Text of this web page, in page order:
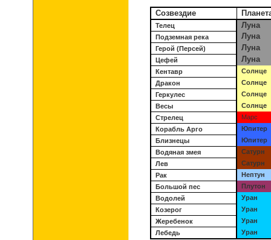
Созвездие
Телец Луна
Подземная река Луна
Герой (Персей) Луна
Цефей Луна
Кентавр
Солнце
Дракон
Солнце
Геркулес
Солнце
Весы
Солнце
Стрелец
Марс
Корабль Арго
Юпитер
Близнецы
Юпитер
Водяная змея
Сатурн
Лев
Сатурн
Рак
Нептун
Большой пес
Плутон
Водолей
Уран
Козерог
Уран
Жеребенок
Уран
Лебедь
Уран